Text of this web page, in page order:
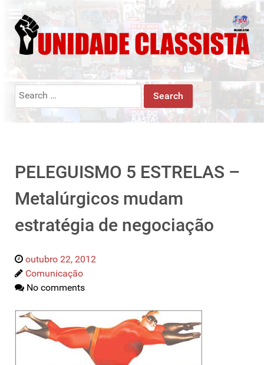
Search
PELEGUISMO 5 ESTRELAS –
Metalúrgicos mudam
estratégia de negociação
outubro 22, 2012
Comunicação
No comments